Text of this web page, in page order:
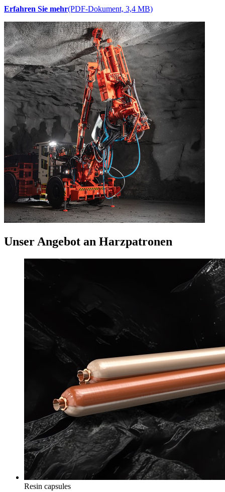
Erfahren Sie mehr(PDF-Dokument, 3,4 MB)
Unser Angebot an Harzpatronen
Resin capsules